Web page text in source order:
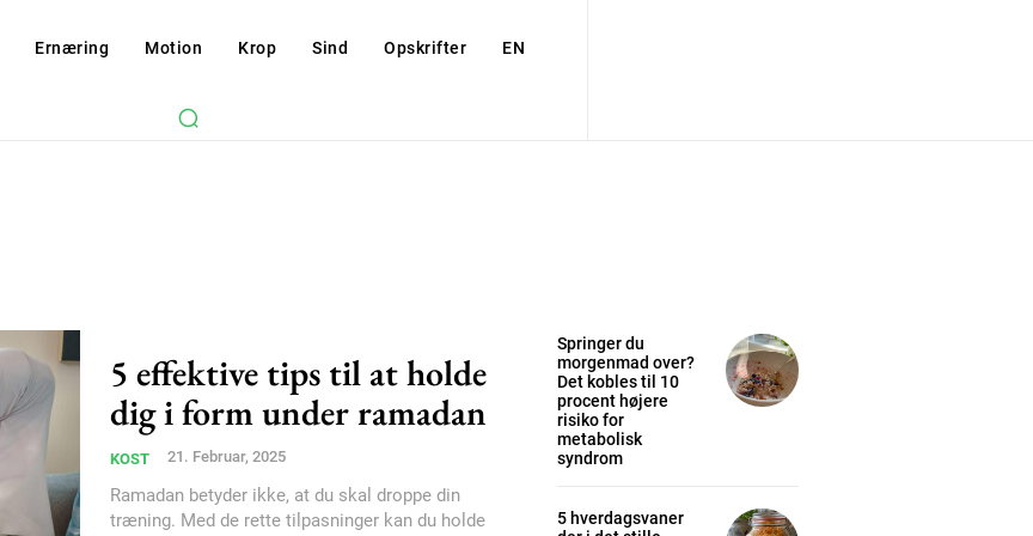
Ernæring Motion Krop Sind Opskrifter EN
5 effektive tips til at holde
dig i form under ramadan
KOST 21. Februar, 2025
Ramadan betyder ikke, at du skal droppe din
træning. Med de rette tilpasninger kan du holde
Springer du
morgenmad over?
Det kobles til 10
procent højere
risiko for
metabolisk
syndrom
5 hverdagsvaner